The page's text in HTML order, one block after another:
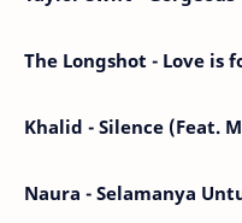
The Longshot - Love is
Khalid - Silence (Feat.
Naura - Selamanya